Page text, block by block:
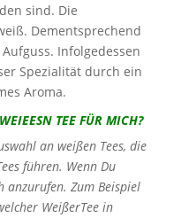
sind. Die
Dementsprechend
Infolgedessen
Spezialität durch ein
Aroma.
TEE FÜR MICH?
an weißen Tees, die
führen. Wenn Du
anzurufen. Zum Beispiel
WeißerTee in